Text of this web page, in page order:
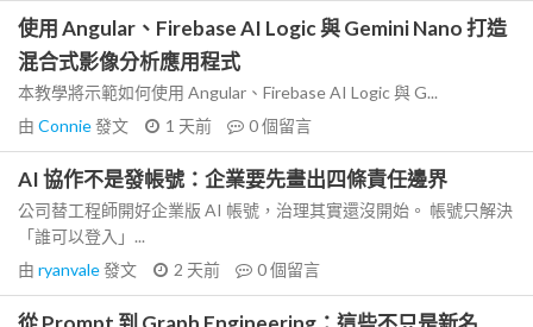
使用 Angular、Firebase AI Logic 與 Gemini Nano 打造
混合式影像分析應用程式
本教學將示範如何使用 Angular、Firebase AI Logic 與 G...
由 Connie發文 1 天前 0個留言
AI 協作不是發帳號：企業要先畫出四條責任邊界
公司替工程師開好企業版 AI 帳號，治理其實還沒開始。 帳號只解決
「誰可以登入」...
由 ryanvale發文 2 天前 0個留言